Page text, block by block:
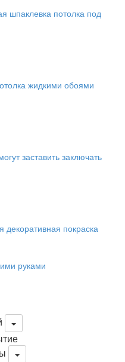
шпаклевка потолка под
жидкими обоями
заставить заключать
декоративная покраска
руками